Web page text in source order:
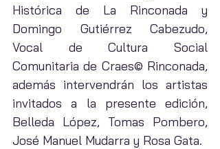
Histórica de La Rinconada y
Domingo Gutiérrez Cabezudo,
Vocal de Cultura Social
Comunitaria de Craes© Rinconada,
además intervendrán los artistas
invitados a la presente edición,
Belleda López, Tomas Pombero,
José Manuel Mudarra y Rosa Gata.